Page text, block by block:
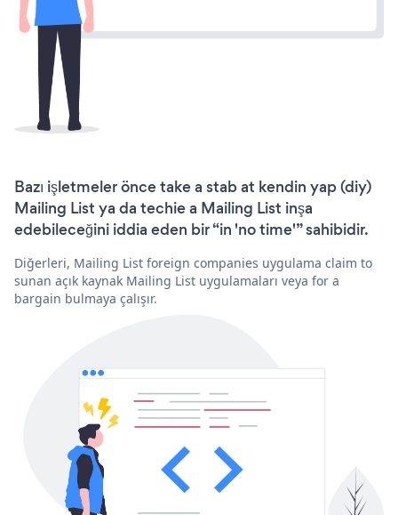
Bazı işletmeler önce take a stab at kendin yap (diy)
Mailing List ya da techie a Mailing List inşa
edebileceğini iddia eden bir “in 'no time'” sahibidir.
Diğerleri, Mailing List foreign companies uygulama claim to
sunan açık kaynak Mailing List uygulamaları veya for a
bargain bulmaya çalışır.